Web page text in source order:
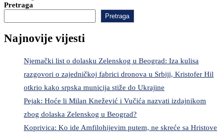
Pretraga
Pretraga
Najnovije vijesti
Njemački list o dolasku Zelenskog u Beograd: Iza kulisa
razgovori o zajedničkoj fabrici dronova u Srbiji, Kristofer Hil
otkrio kako srpska municija stiže do Ukrajine
Pejak: Hoće li Milan Knežević i Vučića nazvati izdajnikom
zbog dolaska Zelenskog u Beograd?
Koprivica: Ko ide Amfilohijevim putem, ne skreće sa Hristove